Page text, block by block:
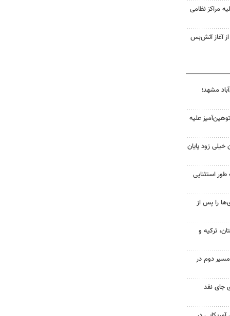
مراکز نظامی
غزه از آغاز آتش‌بس
مشهد؛
علیه
خیلی زود پایان
طور استثنایی
را پس از
ترکیه و
دوم در
جای نقد